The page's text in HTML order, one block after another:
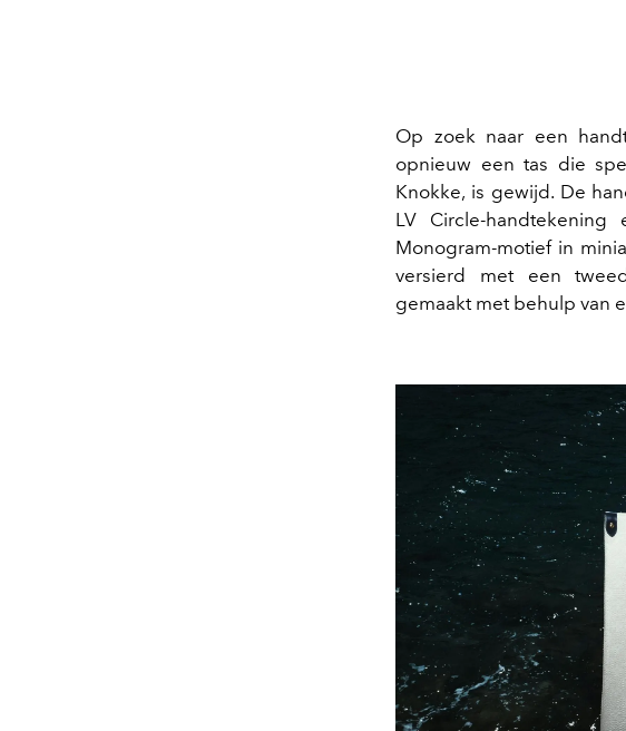
Op zoek naar een
opnieuw een tas die
Knokke, is gewijd. De
LV Circle-
Monogram-motief in
versierd met een
gemaakt met behulp van